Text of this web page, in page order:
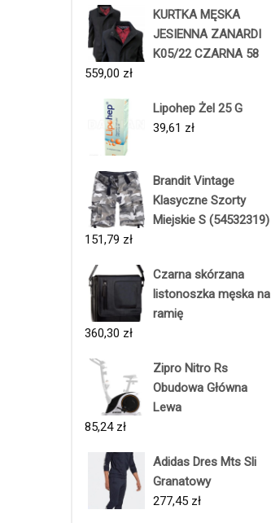
KURTKA MĘSKA
JESIENNA ZANARDI
K05/22 CZARNA 58
559,00 zł
Lipohep Żel 25 G
39,61 zł
Brandit Vintage
Klasyczne Szorty
Miejskie S (54532319)
151,79 zł
Czarna skórzana
listonoszka męska na
ramię
360,30 zł
Zipro Nitro Rs
Obudowa Główna
Lewa
85,24 zł
Adidas Dres Mts Sli
Granatowy
277,45 zł